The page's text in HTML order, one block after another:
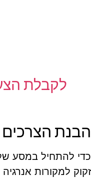
לקבלת
הבנת הצרכים
כדי להתחיל במסע
זקוק למקורות